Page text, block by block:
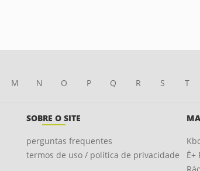
M N O P Q R S T
SOBRE O SITE
perguntas frequentes
termos de uso / política de privacidade
É+